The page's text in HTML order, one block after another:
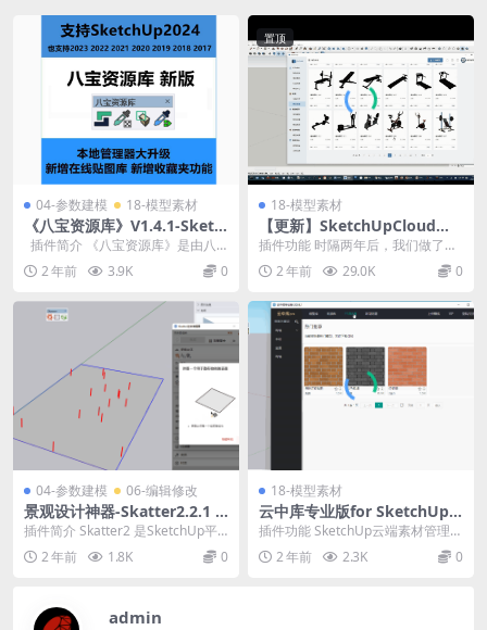
04-参数建模 18-模型素材
《八宝资源库》V1.4.1-Sketc
hUp专业资源管理器
插件简介 《八宝资源库》是由八
宝工作室开发的一款 SketchUp...
2 年前 3.9K 0
置顶
18-模型素材
【更新】SketchUpCloud模
型云V3.1.21 for SketchUp20
插件功能 时隔两年后，我们做了一
次最新的维护更新。 本次更新支持
最新的Sketc...
2 年前 29.0K 0
04-参数建模 06-编辑修改
景观设计神器-Skatter2.2.1 f
or SketchUp 2025参数化自
插件简介 Skatter2 是SketchUp平
台上模拟真实自然环境最强劲的武
器...2 年前 1.8K 0
18-模型素材
云中库专业版for SketchUp2
024
插件功能 SketchUp云端素材管理
器，一切皆在云上，让设计更高
效！ 本插件可...
2 年前 2.3K 0
admin